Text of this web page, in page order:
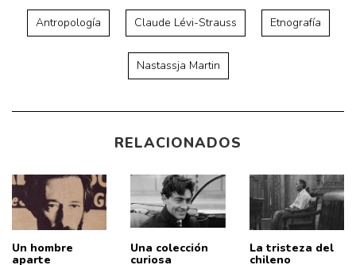
Antropología Claude Lévi-Strauss Etnografía
Nastassja Martin
RELACIONADOS
Un hombre
aparte
Una colección
curiosa
La tristeza del
chileno